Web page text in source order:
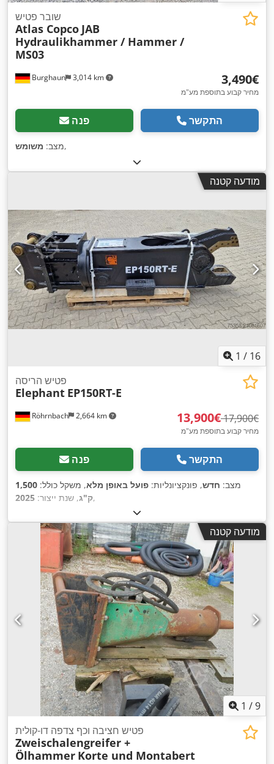
Burghaun 3,014 km
שובר פטיש
Atlas Copco JAB
Hydraulikhammer / Hammer /
MS03
‏3,490 ‏€
מחיר קבוע בתוספת מע"מ
פנה התקשר
מצב: משומש ,
מודעה קטנה
1 / 16
Röhrnbach 2,664 km
פטיש הריסה
Elephant EP150RT-E
‏13,900 ‏€ ‏17,900 ‏€
מחיר קבוע בתוספת מע"מ
פנה התקשר
מצב: חדש, פונקציונליות: פועל באופן מלא, משקל כולל: 1,500
ק"ג, שנת ייצור: 2025 ,
מודעה קטנה
1 /9
פטיש חציבה וכף צדפה דו-קולית
Zweischalengreifer +
Ölhammer Korte und Montabert